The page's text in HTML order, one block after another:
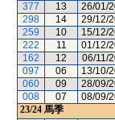
377
13 26/01/
298
14 29/12/
259
10 15/12/
222
11 01/12/
162
12 06/11/
097
06 13/10/
060
09 28/09/
008
07 08/09/
23/24 馬季